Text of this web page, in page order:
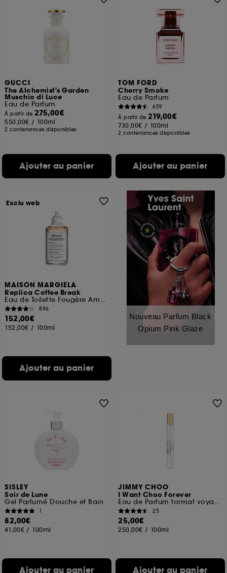
GUCCI
The Alchemist's Garden
Muschio di Luce
Eau de Parfum
À partir de275,00€
550,00€ / 100ml
2 contenances disponibles
Ajouter au panier
TOM FORD
Cherry Smoke
Eau de Parfum
659
À partir de219,00€
730,00€ / 100ml
2 contenances disponibles
Ajouter au panier
MAISON MARGIELA
Replica Coffee Break
Eau de Toilette Fougère Ambrée
896
152,00€
152,00€ / 100ml
Ajouter au panier
Exclu web
Nouveau Parfum Black
Opium Pink Glaze
SISLEY
Soir de Lune
Gel Parfumé Douche et Bain
1
82,00€
41,00€ / 100ml
Ajouter au panier
JIMMY CHOO
I Want Choo Forever
Eau de Parfum format voyage
25
25,00€
250,00€ / 100ml
Ajouter au panier